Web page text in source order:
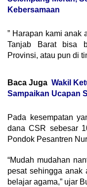
Kebersamaan
” Harapan kami anak
Tanjab Barat bisa
Provinsi, atau pun di
Baca Juga Wakil
Sampaikan Ucapan
Pada kesempatan
dana CSR sebesar
Pondok Pesantren
“Mudah mudahan
pesat sehingga
belajar agama,” ujar